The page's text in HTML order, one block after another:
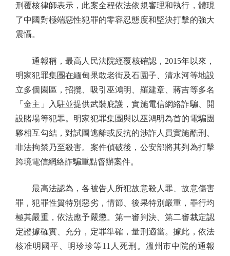
刑覆核律師表示，此案全程依法依規審理和執行，體現
了中國對極端惡性犯罪的零容忍態度和堅決打擊的強大
震懾。
通報稱，最高人民法院經覆核確認，2015年以來，
明家犯罪集團在緬甸果敢老街及石園子、清水河等地設
立多個園區，招攬、吸引巫鴻明、羅建章、蔣吉等多名
「金主」入駐並提供武裝庇護，實施電信網絡詐騙、開
設賭場等犯罪。明家犯罪集團與以巫鴻明為首的電騙團
夥相互勾結，對試圖逃離或反抗的涉詐人員實施酷刑、
非法拘禁乃至殺害。案件偵破後，公安部將其列為打擊
跨境電信網絡詐騙重點督辦案件。
最高法認為，各被告人所犯故意殺人罪、故意傷害
罪，犯罪性質特別惡劣，情節、後果特別嚴重，罪行均
極其嚴重，依法應予嚴懲。第一審判決、第二審裁定認
定證據確實、充分，定罪準確，量刑適當。據此，依法
核准明國平、明珍珍等11人死刑。溫州市中院的通報